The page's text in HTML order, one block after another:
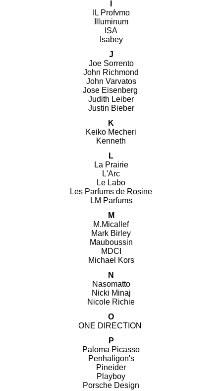
IL Profvmo
Illuminum
ISA
Isabey
J
Joe Sorrento
John Richmond
John Varvatos
Jose Eisenberg
Judith Leiber
Justin Bieber
K
Keiko Mecheri
Kenneth
L
La Prairie
L'Arc
Le Labo
Les Parfums de Rosine
LM Parfums
M
M.Micallef
Mark Birley
Mauboussin
MDCI
Michael Kors
N
Nasomatto
Nicki Minaj
Nicole Richie
O
ONE DIRECTION
P
Paloma Picasso
Penhaligon's
Pineider
Playboy
Porsche Design